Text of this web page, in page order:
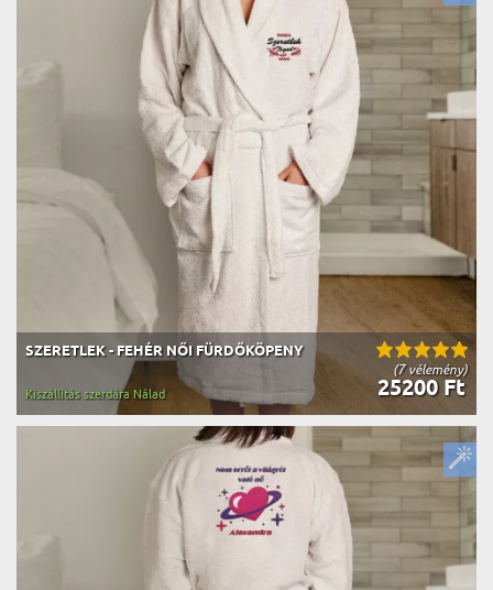
(7 vélemény)
SZERETLEK - FEHÉR NŐI FÜRDŐKÖPENY
25200 Ft
Kiszállítás szerdára Nálad